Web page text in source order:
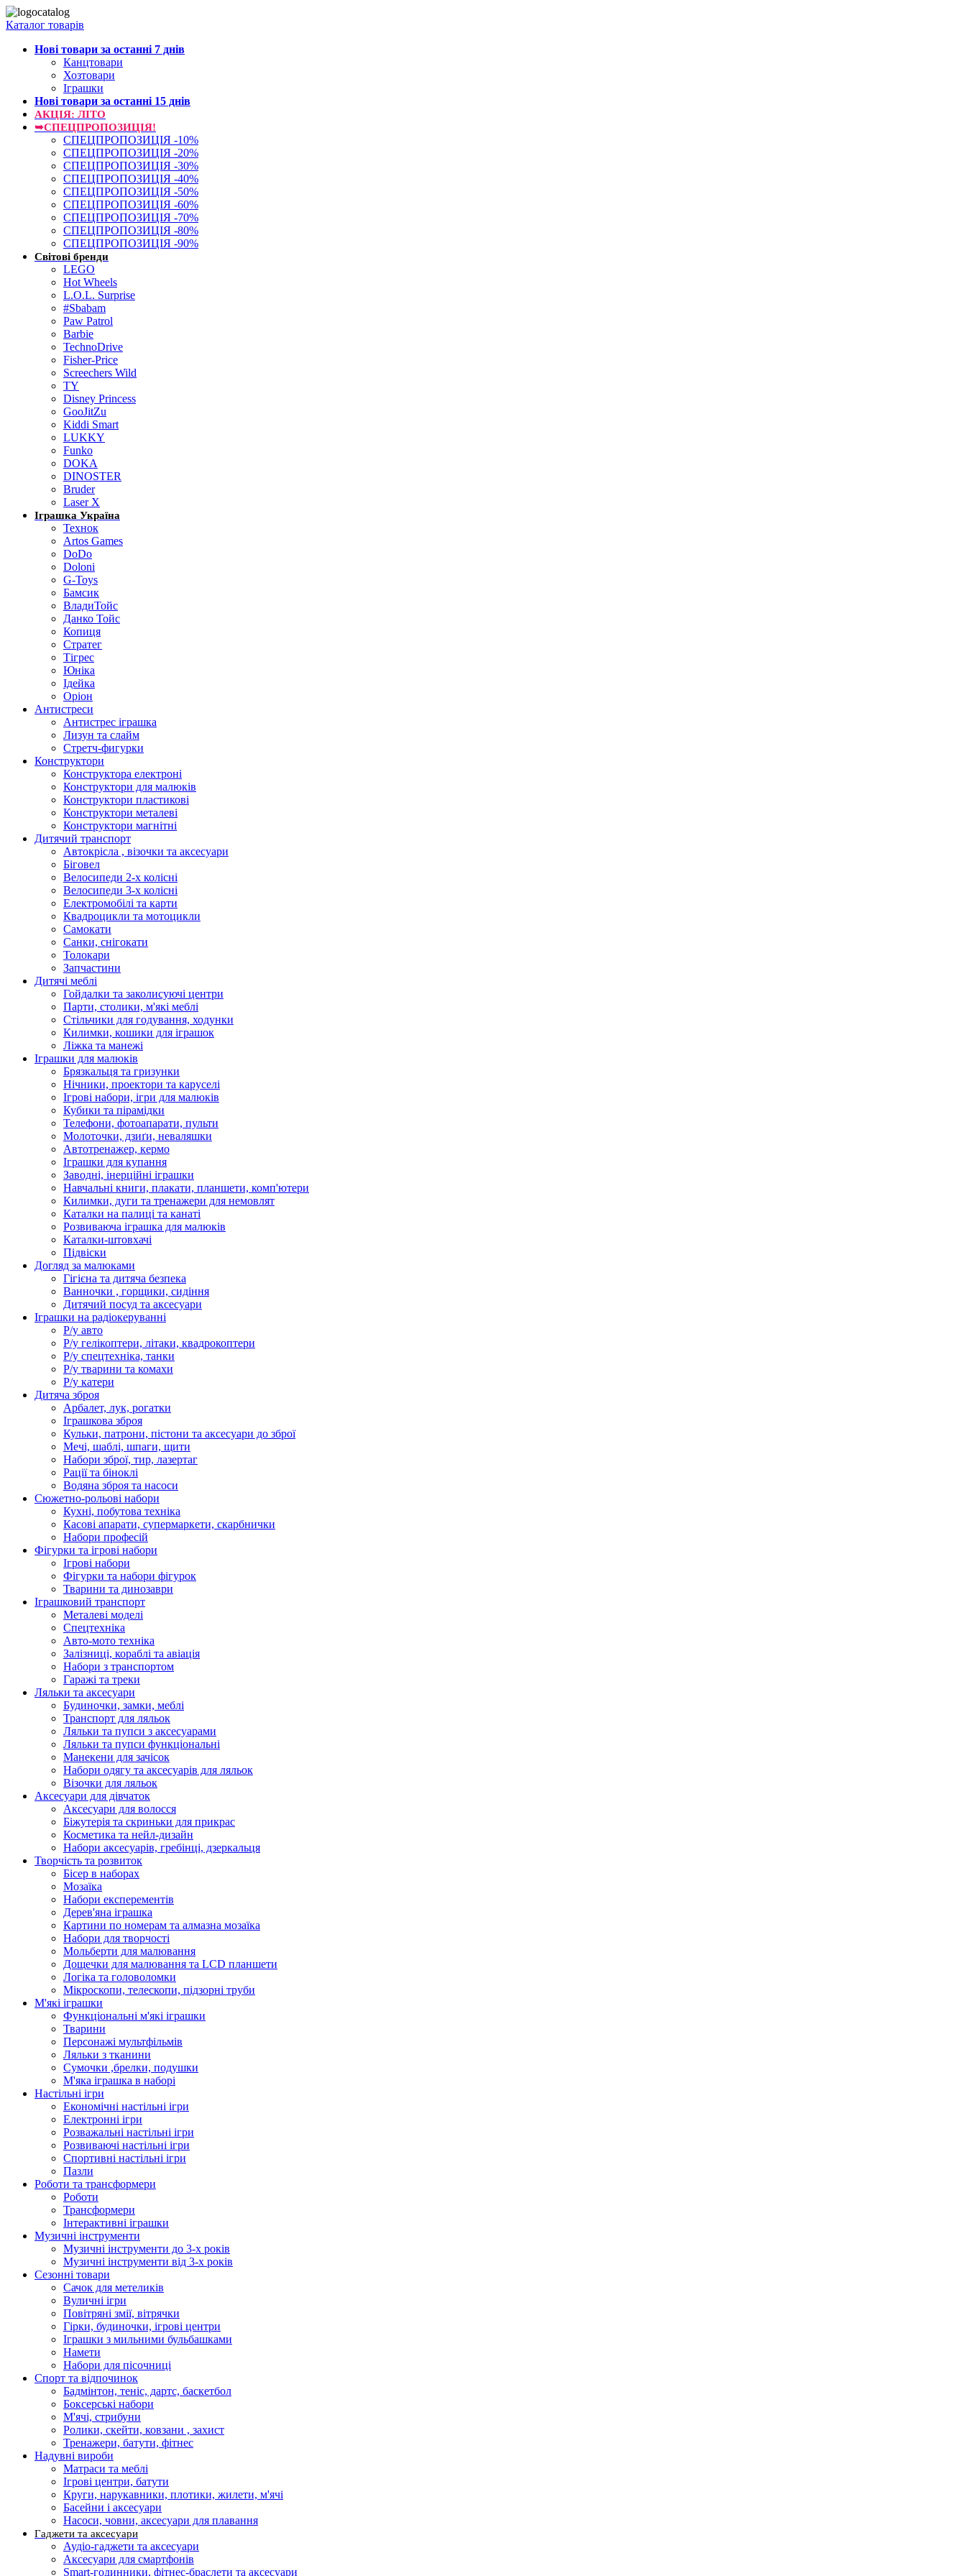
Каталог товарів
Нові товари за останнi 7 днiв
Канцтовари
Хозтовари
Іграшки
Нові товари за останнi 15 днiв
АКЦІЯ: ЛІТО
➥СПЕЦПРОПОЗИЦІЯ!
СПЕЦПРОПОЗИЦІЯ -10%
СПЕЦПРОПОЗИЦІЯ -20%
СПЕЦПРОПОЗИЦІЯ -30%
СПЕЦПРОПОЗИЦІЯ -40%
СПЕЦПРОПОЗИЦІЯ -50%
СПЕЦПРОПОЗИЦІЯ -60%
СПЕЦПРОПОЗИЦІЯ -70%
СПЕЦПРОПОЗИЦІЯ -80%
СПЕЦПРОПОЗИЦІЯ -90%
Світові бренди
LEGO
Hot Wheels
L.O.L. Surprise
#Sbabam
Paw Patrol
Barbie
TechnoDrive
Fisher-Price
Screechers Wild
TY
Disney Princess
GooJitZu
Kiddi Smart
LUKKY
Funko
DOKA
DINOSTER
Bruder
Laser X
Іграшка Україна
Технок
Artos Games
DoDo
Doloni
G-Toys
Бамсик
ВладиТойс
Данко Тойс
Копиця
Стратег
Тігрес
Юніка
Ідейка
Оріон
Антистреси
Антистрес іграшка
Лизун та слайм
Стретч-фигурки
Конструктори
Конструктора електроні
Конструктори для малюків
Конструктори пластикові
Конструктори металеві
Конструктори магнітні
Дитячий транспорт
Автокрісла , візочки та аксесуари
Біговел
Велосипеди 2-х колісні
Велосипеди 3-х колісні
Електромобілі та карти
Квадроцикли та мотоцикли
Самокати
Санки, снігокати
Толокари
Запчастини
Дитячі меблі
Гойдалки та заколисуючі центри
Парти, столики, м'які меблі
Стільчики для годування, ходунки
Килимки, кошики для іграшок
Ліжка та манежі
Іграшки для малюків
Брязкальця та гризунки
Нічники, проектори та каруселі
Ігрові набори, ігри для малюків
Кубики та пірамідки
Телефони, фотоапарати, пульти
Молоточки, дзиґи, неваляшки
Автотренажер, кермо
Іграшки для купання
Заводні, інерційні іграшки
Навчальні книги, плакати, планшети, комп'ютери
Килимки, дуги та тренажери для немовлят
Каталки на палиці та канаті
Розвиваюча іграшка для малюків
Каталки-штовхачі
Підвіски
Догляд за малюками
Гігієна та дитяча безпека
Ванночки , горщики, сидіння
Дитячий посуд та аксесуари
Іграшки на радіокеруванні
Р/у авто
Р/у гелікоптери, літаки, квадрокоптери
Р/у спецтехніка, танки
Р/у тварини та комахи
Р/у катери
Дитяча зброя
Арбалет, лук, рогатки
Іграшкова зброя
Кульки, патрони, пістони та аксесуари до зброї
Мечі, шаблі, шпаги, щити
Набори зброї, тир, лазертаг
Рації та біноклі
Водяна зброя та насоси
Сюжетно-рольові набори
Кухні, побутова техніка
Касові апарати, супермаркети, скарбнички
Набори професій
Фігурки та ігрові набори
Ігрові набори
Фігурки та набори фігурок
Тварини та динозаври
Іграшковий транспорт
Металеві моделі
Спецтехніка
Авто-мото техніка
Залізниці, кораблі та авіація
Набори з транспортом
Гаражі та треки
Ляльки та аксесуари
Будиночки, замки, меблі
Транспорт для ляльок
Ляльки та пупси з аксесуарами
Ляльки та пупси функціональні
Манекени для зачісок
Набори одягу та аксесуарів для ляльок
Візочки для ляльок
Аксесуари для дівчаток
Аксесуари для волосся
Біжутерія та скриньки для прикрас
Косметика та нейл-дизайн
Набори аксесуарів, гребінці, дзеркальця
Творчість та розвиток
Бісер в наборах
Мозаїка
Набори експерементів
Дерев'яна іграшка
Картини по номерам та алмазна мозаїка
Набори для творчості
Мольберти для малювання
Дощечки для малювання та LCD планшети
Логіка та головоломки
Мікроскопи, телескопи, підзорні труби
М'які іграшки
Функціональні м'які іграшки
Тварини
Персонажі мультфільмів
Ляльки з тканини
Сумочки ,брелки, подушки
М'яка іграшка в наборі
Настільні ігри
Економічні настільні ігри
Електронні ігри
Розважальні настільні ігри
Розвиваючі настільні ігри
Спортивні настільні ігри
Пазли
Роботи та трансформери
Роботи
Трансформери
Інтерактивні іграшки
Музичні інструменти
Музичні інструменти до 3-х років
Музичні інструменти від 3-х років
Сезонні товари
Сачок для метеликів
Вуличні ігри
Повітряні змії, вітрячки
Гірки, будиночки, ігрові центри
Іграшки з мильними бульбашками
Намети
Набори для пісочниці
Спорт та відпочинок
Бадмінтон, теніс, дартс, баскетбол
Боксерські набори
М'ячі, стрибуни
Ролики, скейти, ковзани , захист
Тренажери, батути, фітнес
Надувні вироби
Матраси та меблі
Ігрові центри, батути
Круги, нарукавники, плотики, жилети, м'ячі
Басейни і аксесуари
Насоси, човни, аксесуари для плавання
Гаджети та аксесуари
Аудіо-гаджети та аксесуари
Аксесуари для смартфонів
Smart-годинники, фітнес-браслети та аксесуари